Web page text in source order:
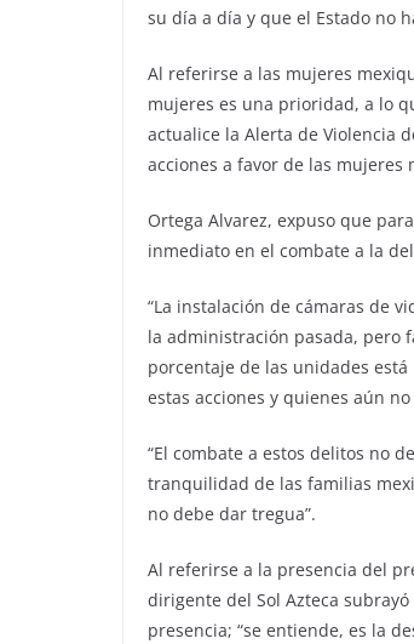
su día a día y que el Estado no
Al referirse a las mujeres
mujeres es una prioridad, a lo
actualice la Alerta de Violencia
acciones a favor de las mujeres
Ortega Alvarez, expuso que
inmediato en el combate a la
“La instalación de cámaras de
la administración pasada, pero
porcentaje de las unidades
estas acciones y quienes aún no
“El combate a estos delitos no
tranquilidad de las familias
no debe dar tregua”.
Al referirse a la presencia del
dirigente del Sol Azteca
presencia; “se entiende, es la